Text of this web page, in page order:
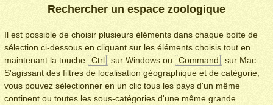
Rechercher un espace zoologique
Il est possible de choisir plusieurs éléments dans chaque boîte de
sélection ci-dessous en cliquant sur les éléments choisis tout en
maintenant la touche
Ctrl sur Windows ou Command
sur Mac.
S'agissant des filtres de localisation géographique et de catégorie,
vous pouvez sélectionner en un clic tous les pays d'un même
continent ou toutes les sous-catégories d'une même grande